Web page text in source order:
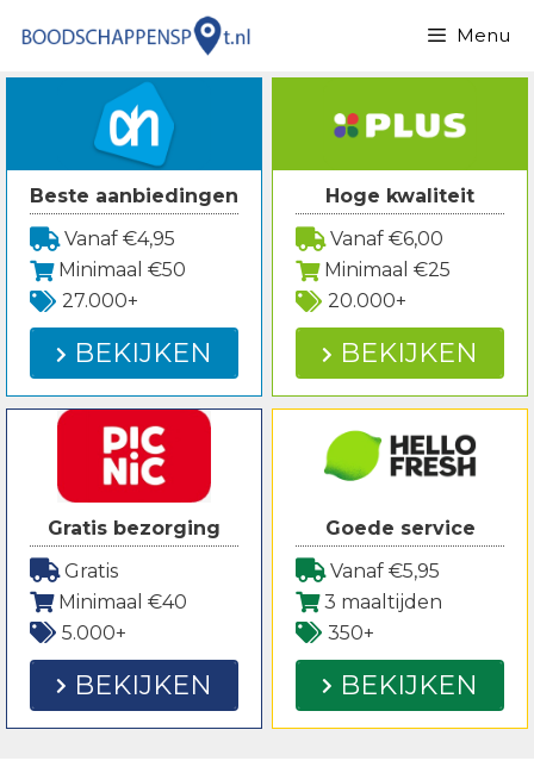
naar
Menu
Beste aanbiedingen
Vanaf €4,95
Minimaal €50
27.000+
BEKIJKEN
Hoge kwaliteit
Vanaf €6,00
Minimaal €25
20.000+
BEKIJKEN
Gratis bezorging
Gratis
Minimaal €40
5.000+
BEKIJKEN
Goede service
Vanaf €5,95
3 maaltijden
350+
BEKIJKEN